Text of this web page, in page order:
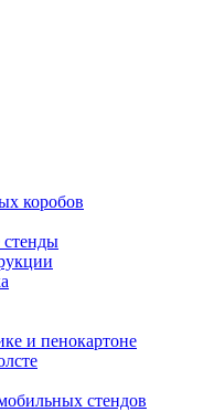
коробов
и пенокартоне
стендов